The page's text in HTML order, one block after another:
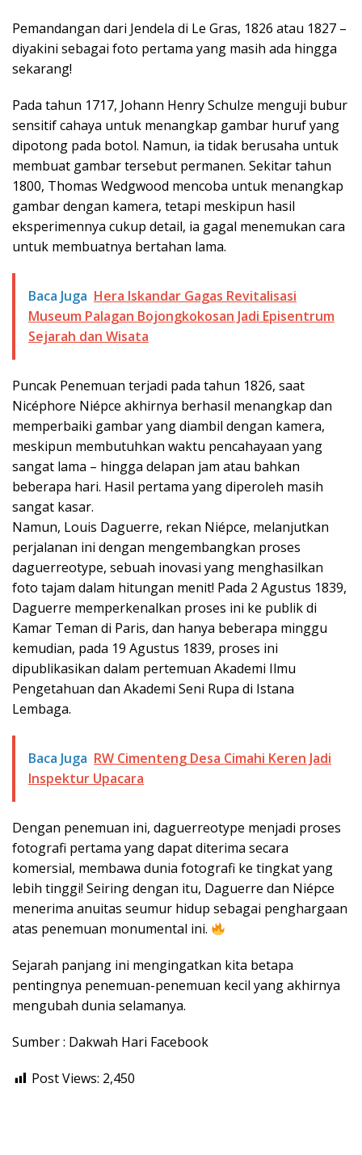
Pemandangan dari Jendela di Le Gras, 1826 atau 1827 –
diyakini sebagai foto pertama yang masih ada hingga
sekarang!
Pada tahun 1717, Johann Henry Schulze menguji bubur
sensitif cahaya untuk menangkap gambar huruf yang
dipotong pada botol. Namun, ia tidak berusaha untuk
membuat gambar tersebut permanen. Sekitar tahun
1800, Thomas Wedgwood mencoba untuk menangkap
gambar dengan kamera, tetapi meskipun hasil
eksperimennya cukup detail, ia gagal menemukan cara
untuk membuatnya bertahan lama.
Baca Juga Hera Iskandar Gagas Revitalisasi
Museum Palagan Bojongkokosan Jadi Episentrum
Sejarah dan Wisata
Puncak Penemuan terjadi pada tahun 1826, saat
Nicéphore Niépce akhirnya berhasil menangkap dan
memperbaiki gambar yang diambil dengan kamera,
meskipun membutuhkan waktu pencahayaan yang
sangat lama – hingga delapan jam atau bahkan
beberapa hari. Hasil pertama yang diperoleh masih
sangat kasar.
Namun, Louis Daguerre, rekan Niépce, melanjutkan
perjalanan ini dengan mengembangkan proses
daguerreotype, sebuah inovasi yang menghasilkan
foto tajam dalam hitungan menit! Pada 2 Agustus 1839,
Daguerre memperkenalkan proses ini ke publik di
Kamar Teman di Paris, dan hanya beberapa minggu
kemudian, pada 19 Agustus 1839, proses ini
dipublikasikan dalam pertemuan Akademi Ilmu
Pengetahuan dan Akademi Seni Rupa di Istana
Lembaga.
Baca Juga RW Cimenteng Desa Cimahi Keren Jadi
Inspektur Upacara
Dengan penemuan ini, daguerreotype menjadi proses
fotografi pertama yang dapat diterima secara
komersial, membawa dunia fotografi ke tingkat yang
lebih tinggi! Seiring dengan itu, Daguerre dan Niépce
menerima anuitas seumur hidup sebagai penghargaan
atas penemuan monumental ini.
Sejarah panjang ini mengingatkan kita betapa
pentingnya penemuan-penemuan kecil yang akhirnya
mengubah dunia selamanya.
Sumber : Dakwah Hari Facebook
Post Views: 2,450